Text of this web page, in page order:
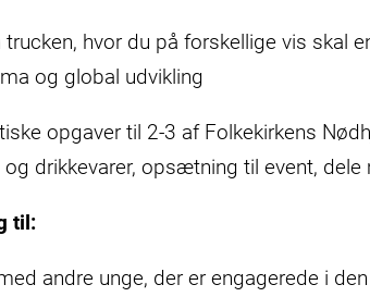
hvor du på forskellige vis skal
og global udvikling
opgaver til 2-3 af Folkekirkens
drikkevarer, opsætning til event, dele
til:
andre unge, der er engagerede i